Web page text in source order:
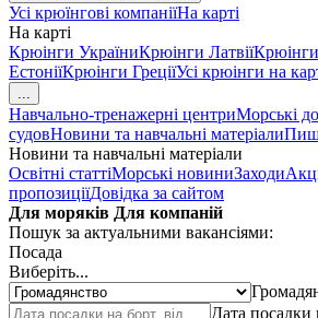
Усі крюїнгові компаніїНа карті
На карті
Крюінги УкраїниКрюінги Латвії
ЕстоніїКрюінги ГреціїУсі крюінги на
...
Навчально-тренажерні центриМорські
судовНовини та навчальні матеріали
Новини та навчальні матеріали
Освітні статтіМорські новиниЗаходи
пропозиціїДовідка за сайтом
Для моряків Для компаній
Пошук за актуальними вакансіями:
Посада
Виберіть...
Дата посадки